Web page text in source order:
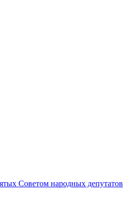
Советом народных депутатов